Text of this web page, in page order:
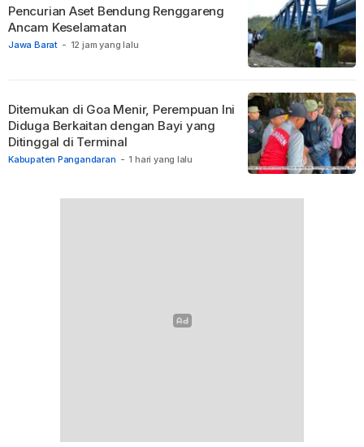
Jawa Barat - 12 jam yang lalu
Pencurian Aset Bendung Renggareng
Ancam Keselamatan
Kabupaten Pangandaran - 1 hari yang lalu
Ditemukan di Goa Menir, Perempuan Ini
Diduga Berkaitan dengan Bayi yang
Ditinggal di Terminal